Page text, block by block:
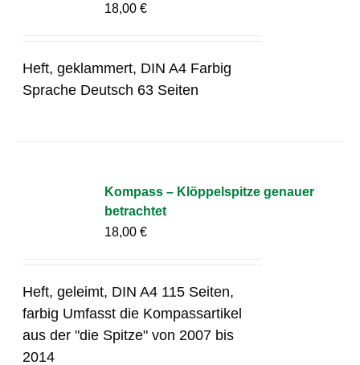
18,00€
Heft, geklammert, DIN A4 Farbig
Sprache Deutsch 63 Seiten
Kompass – Klöppelspitze genauer
betrachtet
18,00€
Heft, geleimt, DIN A4 115 Seiten,
farbig Umfasst die Kompassartikel
aus der "die Spitze" von 2007 bis
2014